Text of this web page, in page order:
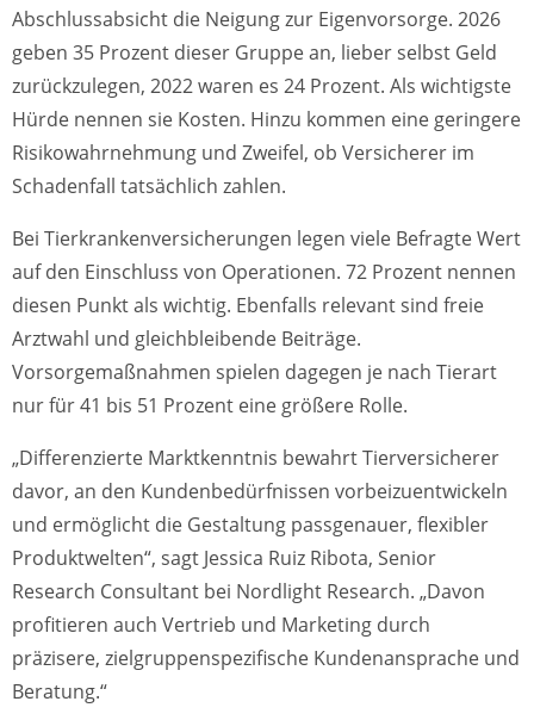
Abschlussabsicht die Neigung zur Eigenvorsorge. 2026
geben 35 Prozent dieser Gruppe an, lieber selbst Geld
zurückzulegen, 2022 waren es 24 Prozent. Als wichtigste
Hürde nennen sie Kosten. Hinzu kommen eine geringere
Risikowahrnehmung und Zweifel, ob Versicherer im
Schadenfall tatsächlich zahlen.
Bei Tierkrankenversicherungen legen viele Befragte Wert
auf den Einschluss von Operationen. 72 Prozent nennen
diesen Punkt als wichtig. Ebenfalls relevant sind freie
Arztwahl und gleichbleibende Beiträge.
Vorsorgemaßnahmen spielen dagegen je nach Tierart
nur für 41 bis 51 Prozent eine größere Rolle.
„Differenzierte Marktkenntnis bewahrt Tierversicherer
davor, an den Kundenbedürfnissen vorbeizuentwickeln
und ermöglicht die Gestaltung passgenauer, flexibler
Produktwelten“, sagt Jessica Ruiz Ribota, Senior
Research Consultant bei Nordlight Research. „Davon
profitieren auch Vertrieb und Marketing durch
präzisere, zielgruppenspezifische Kundenansprache und
Beratung.“